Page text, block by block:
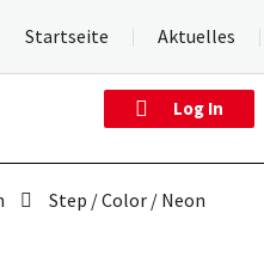
Startseite Aktuelles
Log In
Step / Color / Neon